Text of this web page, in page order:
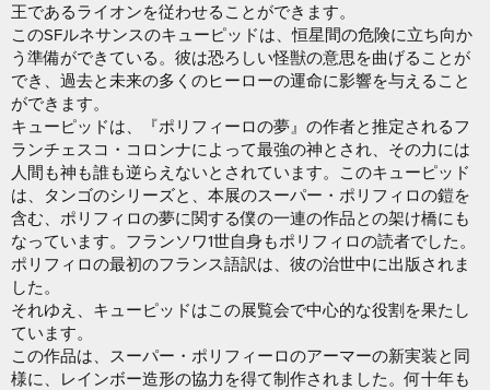
王であるライオンを従わせることができます。
このSFルネサンスのキューピッドは、恒星間の危険に立ち向か
う準備ができている。彼は恐ろしい怪獣の意思を曲げることが
でき、過去と未来の多くのヒーローの運命に影響を与えること
ができます。
キューピッドは、『ポリフィーロの夢』の作者と推定されるフ
ランチェスコ・コロンナによって最強の神とされ、その力には
人間も神も誰も逆らえないとされています。このキューピッド
は、タンゴのシリーズと、本展のスーパー・ポリフィロの鎧を
含む、ポリフィロの夢に関する僕の一連の作品との架け橋にも
なっています。フランソワ1世自身もポリフィロの読者でした。
ポリフィロの最初のフランス語訳は、彼の治世中に出版されま
した。
それゆえ、キューピッドはこの展覧会で中心的な役割を果たし
ています。
この作品は、スーパー・ポリフィーロのアーマーの新実装と同
様に、レインボー造形の協力を得て制作されました。何十年も